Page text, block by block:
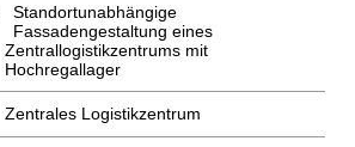
Standortunabhängige
Fassadengestaltung eines
Zentrallogistikzentrums mit
Hochregallager
Zentrales Logistikzentrum